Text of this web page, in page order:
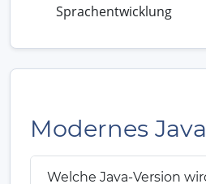
Sprachentwicklung
Modernes
Welche Java-Version